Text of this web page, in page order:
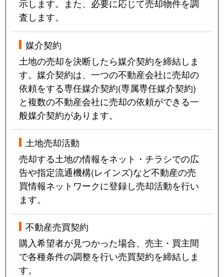
示します。また、必要に応じて売却物件を調
査します。
媒介契約
土地の売却を決断したら媒介契約を締結しま
す。媒介契約は、一つの不動産会社に売却の
依頼をする専任媒介契約(専属専任媒介契約)
と複数の不動産会社に売却の依頼ができる一
般媒介契約があります。
土地売却活動
売却する土地の情報をネット・チラシでの広
告や指定流通機構(レインズ)など不動産の売
買情報ネットワークに登録し売却活動を行い
ます。
不動産売買契約
購入希望者が見つかった場合、売主・買主間
で各種条件の調整を行い売買契約を締結しま
す。